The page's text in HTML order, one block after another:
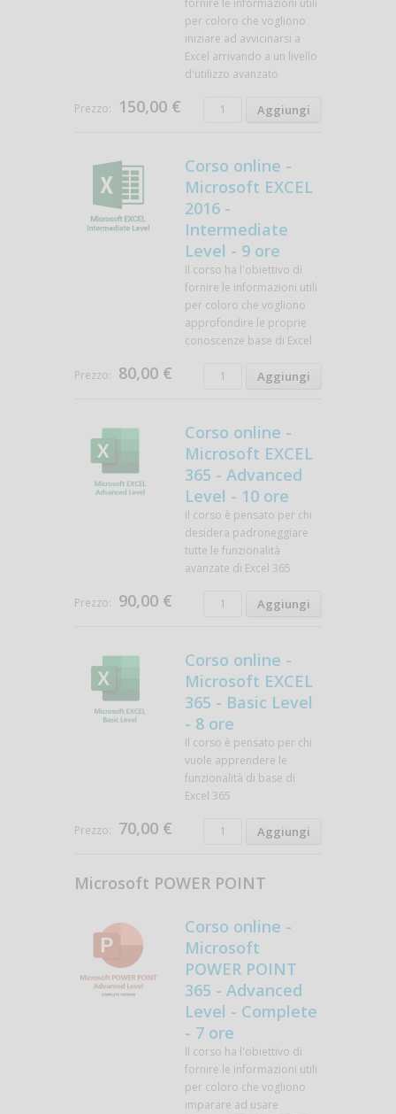
fornire le informazioni utili
per coloro che vogliono
iniziare ad avvicinarsi a
Excel arrivando a un livello
d'utilizzo avanzato
Prezzo: 150,00 €
Corso online -
Microsoft EXCEL
2016 -
Intermediate
Level - 9 ore
Il corso ha l'obiettivo di
fornire le informazioni utili
per coloro che vogliono
approfondire le proprie
conoscenze base di Excel
Prezzo: 80,00 €
Corso online -
Microsoft EXCEL
365 - Advanced
Level - 10 ore
Il corso è pensato per chi
desidera padroneggiare
tutte le funzionalità
avanzate di Excel 365
Prezzo: 90,00 €
Corso online -
Microsoft EXCEL
365 - Basic Level
- 8 ore
Il corso è pensato per chi
vuole apprendere le
funzionalità di base di
Excel 365
Prezzo: 70,00 €
Microsoft POWER POINT
Corso online -
Microsoft
POWER POINT
365 - Advanced
Level - Complete
- 7 ore
Il corso ha l'obiettivo di
fornire le informazioni utili
per coloro che vogliono
imparare ad usare